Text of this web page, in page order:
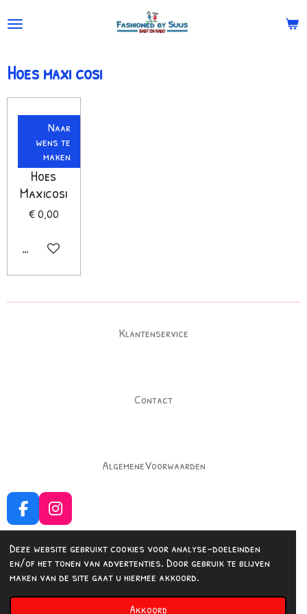
Deze website gebruikt cookies voor analyse-doeleinden
en/of het tonen van advertenties. Door gebruik te blijven
maken van de site gaat u hiermee akkoord.
Akkoord
de
Hoes maxi cosi
Naar
wens te
maken
Hoes
Maxicosi
€ 0,00
In winkelwagen
Klantenservice
Contact
AlgemeneVoorwaarden
F
a
c
e
b
o
o
I
n
s
t
a
g
r
Delen Delen
© 2023 - 2026 Fashionedbysuus